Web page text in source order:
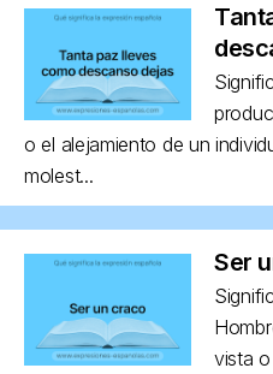
o el alejamiento de un
molest...
Ser
vista